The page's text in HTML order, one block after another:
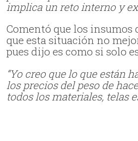
implica un reto interno y
Comentó que los
que esta situación no
pues dijo es como si solo
“Yo creo que lo que están
los precios del peso de
todos los materiales, telas